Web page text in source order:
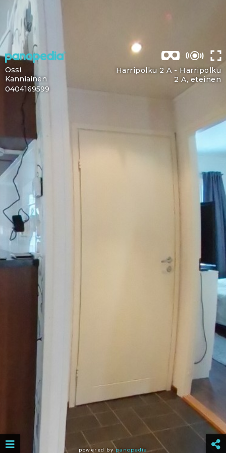
Harripolku 2 A - Harripolku
2 A, eteinen
Ossi
Kanniainen
0404169599
powered bypanopedia